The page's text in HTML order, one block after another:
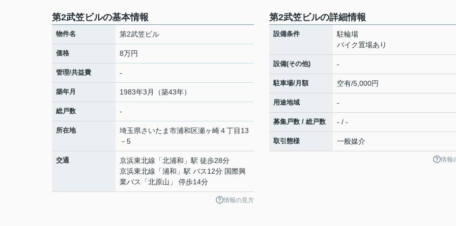
第2武笠ビルの基本情報
物件名 第2武笠ビル
価格 8万円
管理/共益費 -
築年月 1983年3月（築43年）
総戸数 -
所在地 埼玉県さいたま市浦和区瀬ヶ崎４丁目13
－5
交通 京浜東北線 「北浦和 」駅 徒歩28分
京浜東北線 「浦和 」駅 バス12分 国際興
業バス「北原山」 停歩14分
情報の見方
第2武笠ビルの詳細情報
設備条件
駐輪場
バイク置場あり
設備(その他) -
駐車場/月額 空有/5,000円
用途地域 -
募集戸数 / 総戸数 - / -
取引態様 一般媒介
情報